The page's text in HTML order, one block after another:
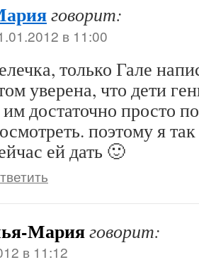
говорит:
в 11:00
только Гале
уверена, что дети
достаточно просто
поэтому я
ей дать 🙂
Марияговорит:
в 11:12